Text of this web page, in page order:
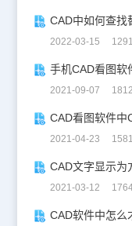
2022-03-15
2021-09-07
CAD看图软件中
2021-04-23
CAD文字显示为
2021-03-12
CAD软件中怎么